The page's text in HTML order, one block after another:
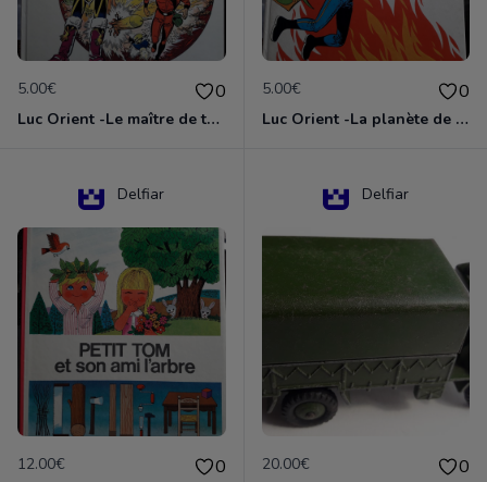
5.00€ 0
Luc Orient -Le maître de terango
5.00€ 0
Luc Orient -La planète de l'angoisse
Delfiar
12.00€ 0
Delfiar
20.00€ 0